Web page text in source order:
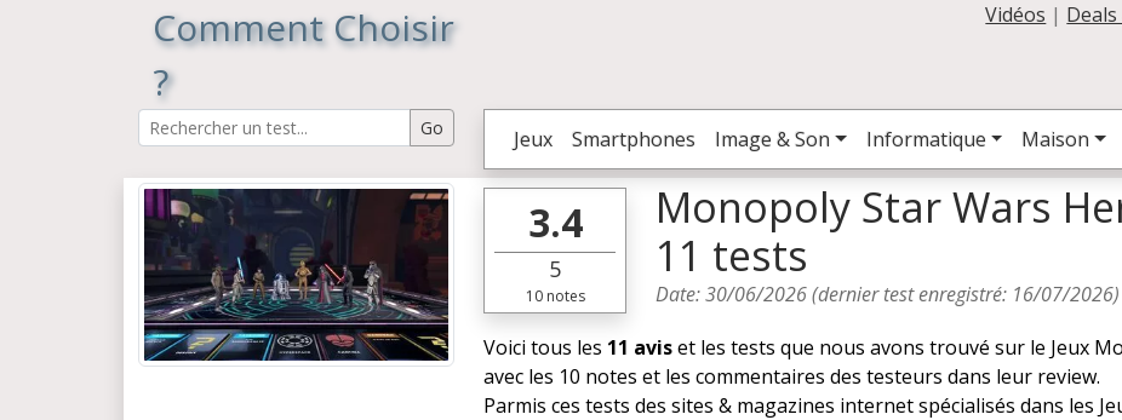
Comment Choisir
?
Vidéos |
Jeux Smartphones Image & Son Informatique Maison
3.4
5
10notes
Monopoly Star Wars
11 tests
Date:30/06/2026(dernier test enregistré: 16/07/2026
Voici tous les 11 aviset les tests que nous avons trouvé sur le Jeux
avec les 10 notes et les commentaires des testeurs dans leur review.
Parmis ces tests des sites & magazines internet spécialisés dans les